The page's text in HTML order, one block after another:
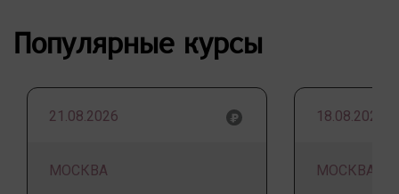
Популярные курсы
21.08.2026
МОСКВА
18.08.2026
МОСКВА